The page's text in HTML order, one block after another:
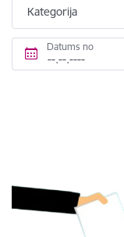
Kategorija
Datums no